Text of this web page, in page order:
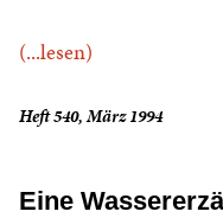
(...lesen)
Heft 540, März 1994
Eine